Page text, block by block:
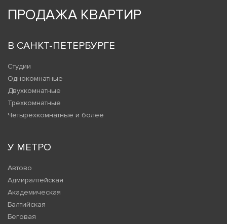
ПРОДАЖА КВАРТИР
В САНКТ-ПЕТЕРБУРГЕ
Студии
Однокомнатные
Двухкомнатные
Трехкомнатные
Четырехкомнатные и более
У МЕТРО
Автово
Адмиралтейская
Академическая
Балтийская
Беговая